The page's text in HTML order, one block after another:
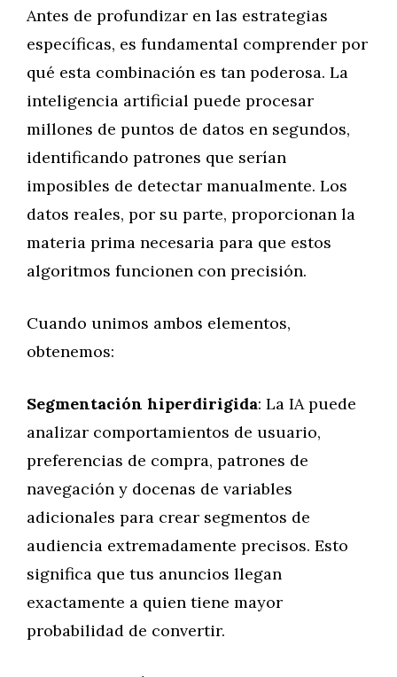
Antes de profundizar en las estrategias
específicas, es fundamental comprender por
qué esta combinación es tan poderosa. La
inteligencia artificial puede procesar
millones de puntos de datos en segundos,
identificando patrones que serían
imposibles de detectar manualmente. Los
datos reales, por su parte, proporcionan la
materia prima necesaria para que estos
algoritmos funcionen con precisión.
Cuando unimos ambos elementos,
obtenemos:
Segmentación hiperdirigida: La IA puede
analizar comportamientos de usuario,
preferencias de compra, patrones de
navegación y docenas de variables
adicionales para crear segmentos de
audiencia extremadamente precisos. Esto
significa que tus anuncios llegan
exactamente a quien tiene mayor
probabilidad de convertir.